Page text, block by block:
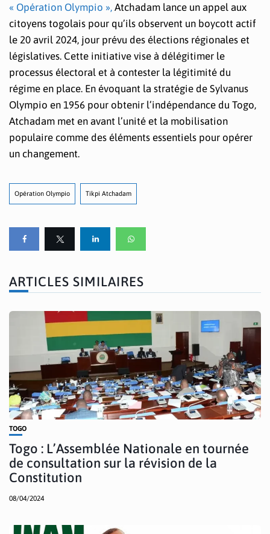
« Opération Olympio », Atchadam lance un appel aux
citoyens togolais pour qu’ils observent un boycott actif
le 20 avril 2024, jour prévu des élections régionales et
législatives. Cette initiative vise à délégitimer le
processus électoral et à contester la légitimité du
régime en place. En évoquant la stratégie de Sylvanus
Olympio en 1956 pour obtenir l’indépendance du Togo,
Atchadam met en avant l’unité et la mobilisation
populaire comme des éléments essentiels pour opérer
un changement.
Opération Olympio Tikpi Atchadam
ARTICLES SIMILAIRES
TOGO
Togo : L’Assemblée Nationale en tournée
de consultation sur la révision de la
Constitution
08/04/2024